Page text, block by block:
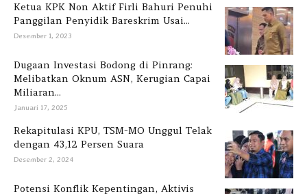
Ketua KPK Non Aktif Firli Bahuri Penuhi
Panggilan Penyidik Bareskrim Usai...
Desember 1, 2023
Dugaan Investasi Bodong di Pinrang:
Melibatkan Oknum ASN, Kerugian Capai
Miliaran...
Januari 17, 2025
Rekapitulasi KPU, TSM-MO Unggul Telak
dengan 43,12 Persen Suara
Desember 2, 2024
Potensi Konflik Kepentingan, Aktivis